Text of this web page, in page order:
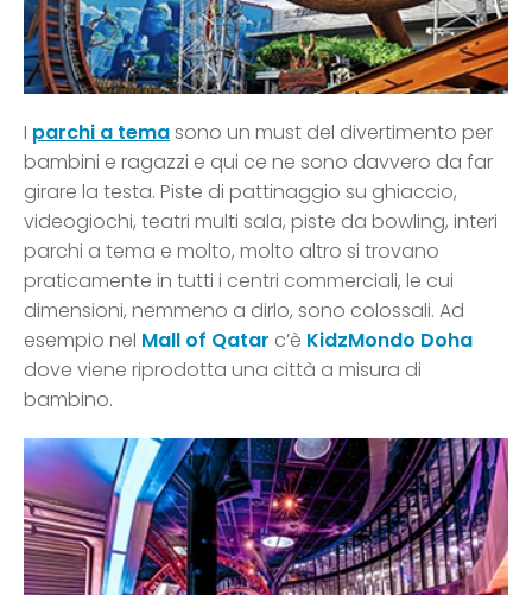
I parchi a temasono un must del divertimento per
bambini e ragazzi e qui ce ne sono davvero da far
girare la testa. Piste di pattinaggio su ghiaccio,
videogiochi, teatri multi sala, piste da bowling, interi
parchi a tema e molto, molto altro si trovano
praticamente in tutti i centri commerciali, le cui
dimensioni, nemmeno a dirlo, sono colossali. Ad
esempio nel Mall of Qatar c’è KidzMondo Doha
dove viene riprodotta una città a misura di
bambino.